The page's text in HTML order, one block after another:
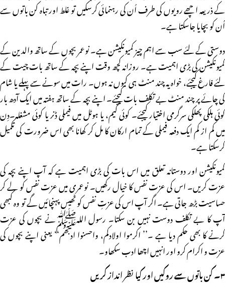
کے ذریعہ اچھے رویوں کی طرف اُن کی رہنمائی کرسکیں تو غلط اور تباہ کن باتوں سے
اُن کو بچایا جاسکتا ہے۔
دوستی کے لئے سب سے اہم چیز کمیونکیشن ہے۔ نوعمر بچوں کے ساتھ والدین کے
کمیونکیشن کی بڑی اہمیت ہے۔ روزانہ کچھ وقت اپنے بچہ کے ساتھ بات چیت کے
لئے فارغ کیجئے، خواہ یہ چند منٹ ہی کیوں نہ ہوں۔ رات میں سونے سے پہلے یا شام
کی چائے پر چند منٹ بے تکلف بات کیجئے۔ اپنے بچہ کے ساتھ ہفتہ میں ایک آدھ بار
کوئی ہلکی پھلکی سرگرمی اختیار کیجئے۔ کوئی گیم، یا ہوٹل میں فیملی ڈنر یا کوئی مشغلہ۔دِن
میں کم از کم ایک دفعہ فیملی کے تمام ارکان کا مل کر کھانا بھی اس ضرورت کی تکمیل
کرسکتا ہے۔
کمیونکیشن اور دوستانہ تعلق میں اس بات کی بڑی اہمیت ہے کہ آپ اپنے بچہ کی
عزت کریں۔ اس کی عزت نفس کا خیال رکھیں۔ نوعمری میں عزت نفس کو لے کر
حساسیت بڑھ جاتی ہے۔ اگر آپ اس کی عزتِ نفس کو ٹھیس پہنچائیں گے تو وہ کبھی
آپ کا بے تکلف دوست نہیں بن سکتا۔ رسول اللہﷺنے بچوں کی عزت
کرنے کا بھی حکم دیا ہے ۔’’ اکرموا اولادکم، واحسنوا ادبھم‘‘ یعنی اپنے بچوں کی
عزت و اکرام کرو اور انہیں اچھا ادب سکھاو۔
۳۔ کن باتوں سے روکیں اور کیا نظر انداز کریں